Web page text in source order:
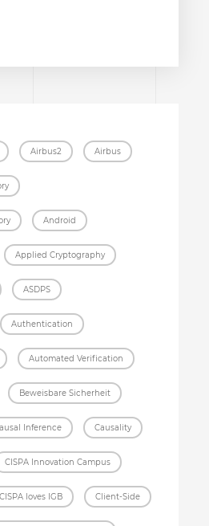
Airbus2 Airbus
Android
Applied Cryptography
ASDPS
Authentication
Automated Verification
Beweisbare Sicherheit
Inference Causality
CISPA Innovation Campus
CISPA loves IGB Client-Side